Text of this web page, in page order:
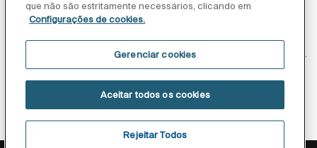
Fornecedores
Siga-nos
que não são estritamente necessários, clicando em
Configurações de cookies.
Gerenciar cookies
Rejeitar Todos
Aceitar todos os cookies